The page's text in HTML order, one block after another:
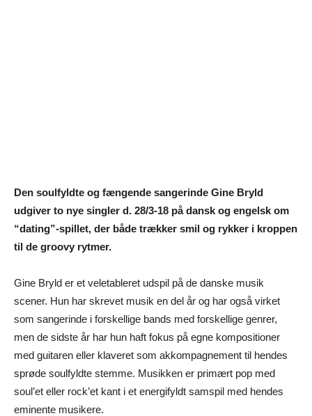
Den soulfyldte og fængende sangerinde Gine Bryld
udgiver to nye singler d. 28/3-18 på dansk og engelsk om
“dating”-spillet, der både trækker smil og rykker i kroppen
til de groovy rytmer.
Gine Bryld er et veletableret udspil på de danske musik
scener. Hun har skrevet musik en del år og har også virket
som sangerinde i forskellige bands med forskellige genrer,
men de sidste år har hun haft fokus på egne kompositioner
med guitaren eller klaveret som akkompagnement til hendes
sprøde soulfyldte stemme. Musikken er primært pop med
soul’et eller rock’et kant i et energifyldt samspil med hendes
eminente musikere.